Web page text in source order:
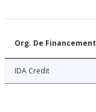
Org. De Financement
IDA Credit